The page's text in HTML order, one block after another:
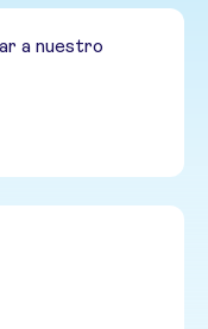
a nuestro